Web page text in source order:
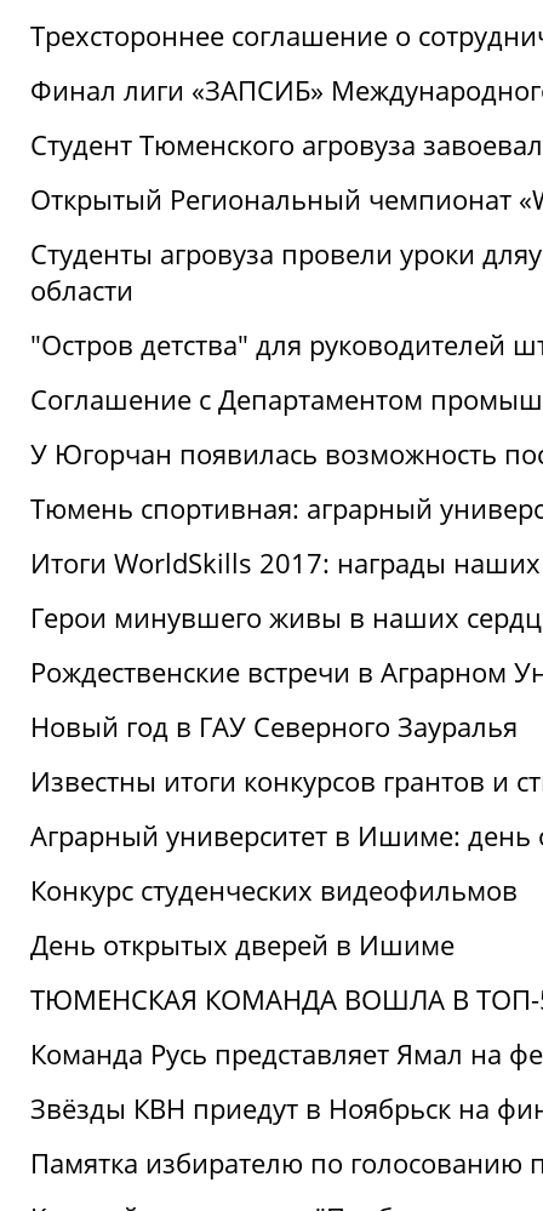
Трехстороннее соглашение о
Финал лиги «ЗАПСИБ»
Студент Тюменского агровуза
Открытый Региональный чемпионат
Студенты агровуза провели уроки
области
"Остров детства" для руководителей
Соглашение с Департаментом
У Югорчан появилась возможность
Тюмень спортивная: аграрный
Итоги WorldSkills 2017: награды наших
Герои минувшего живы в наших
Рождественские встречи в Аграрном
Новый год в ГАУ Северного Зауралья
Известны итоги конкурсов грантов и
Аграрный университет в Ишиме: день
Конкурс студенческих видеофильмов
День открытых дверей в Ишиме
ТЮМЕНСКАЯ КОМАНДА ВОШЛА В ТОП-
Команда Русь представляет Ямал на
Звёзды КВН приедут в Ноябрьск на
Памятка избирателю по голосованию